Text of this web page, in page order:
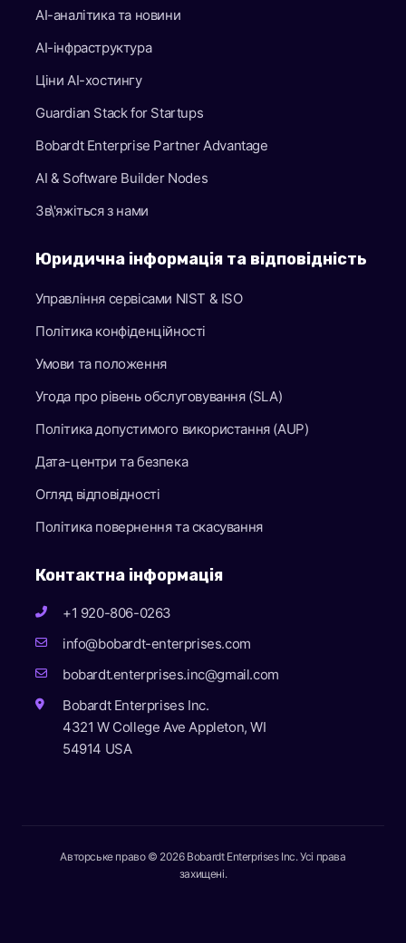
AI-аналітика та новини
AI-інфраструктура
Ціни AI-хостингу
Guardian Stack for Startups
Bobardt Enterprise Partner Advantage
AI & Software Builder Nodes
Зв\'яжіться з нами
Юридична інформація та відповідність
Управління сервісами NIST & ISO
Політика конфіденційності
Умови та положення
Угода про рівень обслуговування (SLA)
Політика допустимого використання (AUP)
Дата-центри та безпека
Огляд відповідності
Політика повернення та скасування
Контактна інформація
+1 920-806-0263
info@bobardt-enterprises.com
bobardt.enterprises.inc@gmail.com
Bobardt Enterprises Inc.
4321 W College Ave Appleton, WI
54914 USA
Авторське право © 2026 Bobardt Enterprises Inc. Усі права
захищені.